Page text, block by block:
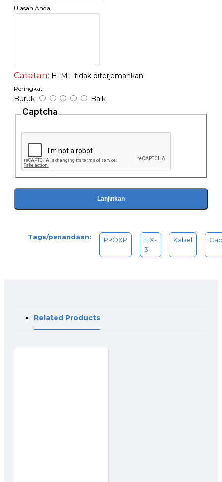
Ulasan Anda
Catatan: HTML tidak diterjemahkan!
Peringkat
Buruk Baik
Captcha
Lanjutkan
Tags/penandaan: PROXP
FIX-
3
Kabel
Related Products